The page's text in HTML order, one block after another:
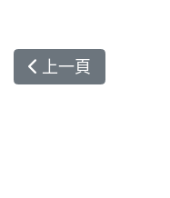
上一篇文章: 心衰
上一頁